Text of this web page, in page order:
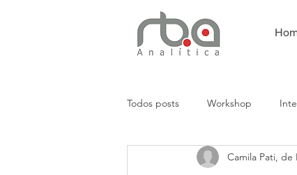
Todos posts Workshop
Análises EmpresariaisCamila Pati, de